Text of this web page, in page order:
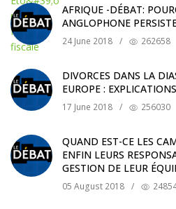
AFRIQUE -DÉBAT:
ANGLOPHONE
24 June 2018 / 262658
DIVORCES DANS LA
EUROPE :
17 June 2018 / 256030
QUAND EST-CE LES
ENFIN LEURS
GESTION DE LEUR
05 August 2018 /